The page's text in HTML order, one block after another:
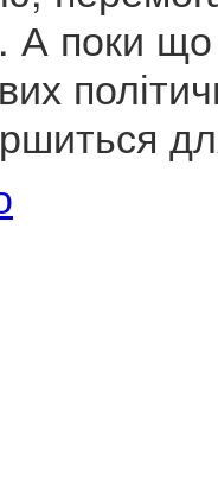
А поки